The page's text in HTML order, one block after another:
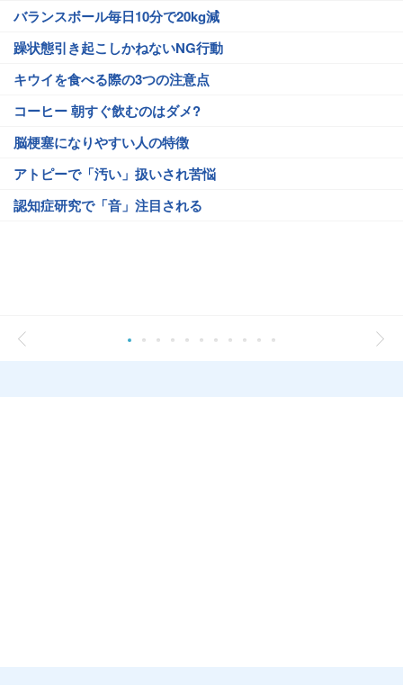
バランスボール毎日10分で20kg減
躁状態引き起こしかねないNG行動
キウイを食べる際の3つの注意点
コーヒー 朝すぐ飲むのはダメ?
脳梗塞になりやすい人の特徴
アトピーで「汚い」扱いされ苦悩
認知症研究で「音」注目される